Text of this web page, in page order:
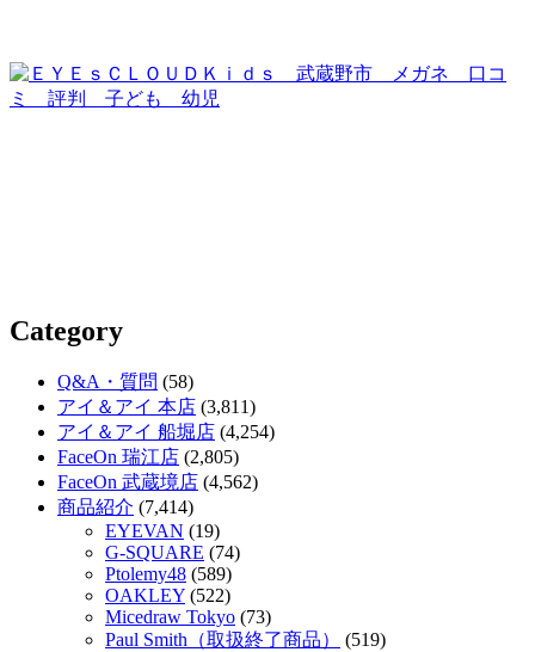
Category
Q&A・質問 (58)
アイ＆アイ 本店 (3,811)
アイ＆アイ 船堀店 (4,254)
FaceOn 瑞江店 (2,805)
FaceOn 武蔵境店 (4,562)
商品紹介 (7,414)
EYEVAN (19)
G-SQUARE (74)
Ptolemy48 (589)
OAKLEY (522)
Micedraw Tokyo (73)
Paul Smith（取扱終了商品）
(519)